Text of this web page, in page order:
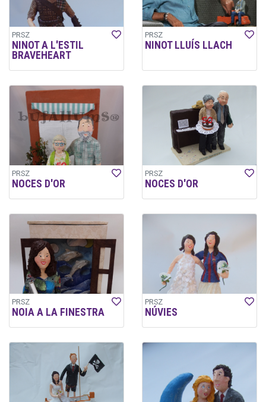
PRSZ
NINOT A L'ESTIL
BRAVEHEART
PRSZ
NINOT LLUÍS LLACH
PRSZ
NOCES D'OR
PRSZ
NOCES D'OR
PRSZ
NOIA A LA FINESTRA
PRSZ
NÚVIES